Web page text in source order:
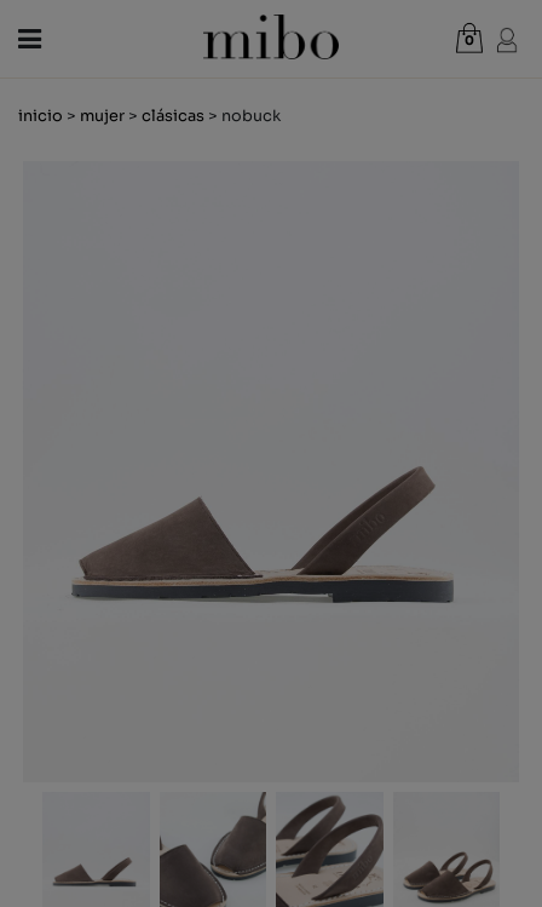
0
inicio > mujer > clásicas > nobuck